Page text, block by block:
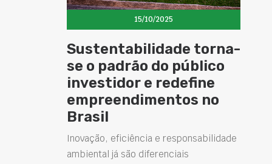
15/10/2025
Sustentabilidade torna-
se o padrão do público
investidor e redefine
empreendimentos no
Brasil
Inovação, eficiência e responsabilidade
ambiental já são diferenciais